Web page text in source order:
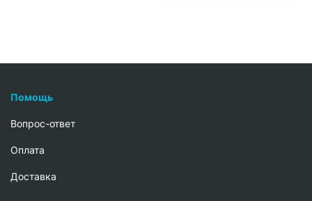
Помощь
Вопрос-ответ
Oплата
Доставка